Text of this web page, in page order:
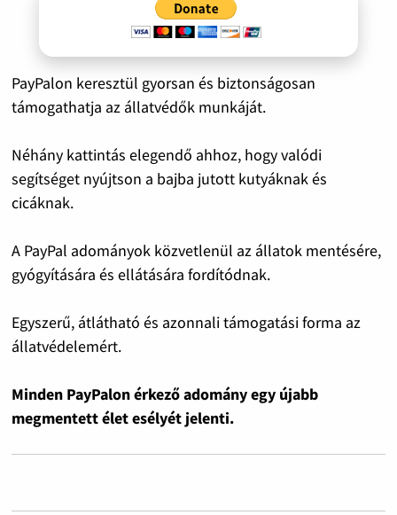
PayPalon keresztül gyorsan és biztonságosan
támogathatja az állatvédők munkáját.
Néhány kattintás elegendő ahhoz, hogy valódi
segítséget nyújtson a bajba jutott kutyáknak és
cicáknak.
A PayPal adományok közvetlenül az állatok mentésére,
gyógyítására és ellátására fordítódnak.
Egyszerű, átlátható és azonnali támogatási forma az
állatvédelemért.
Minden PayPalon érkező adomány egy újabb
megmentett élet esélyét jelenti.